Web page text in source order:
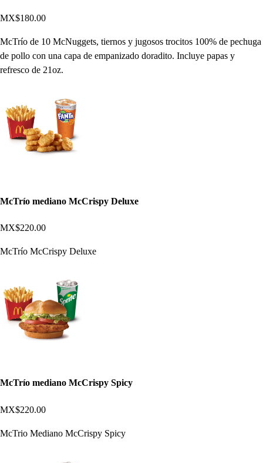
MX$180.00
McTrío de 10 McNuggets, tiernos y jugosos trocitos 100% de pechuga
de pollo con una capa de empanizado doradito. Incluye papas y
refresco de 21oz.
McTrío mediano McCrispy Deluxe
MX$220.00
McTrío McCrispy Deluxe
McTrío mediano McCrispy Spicy
MX$220.00
McTrio Mediano McCrispy Spicy